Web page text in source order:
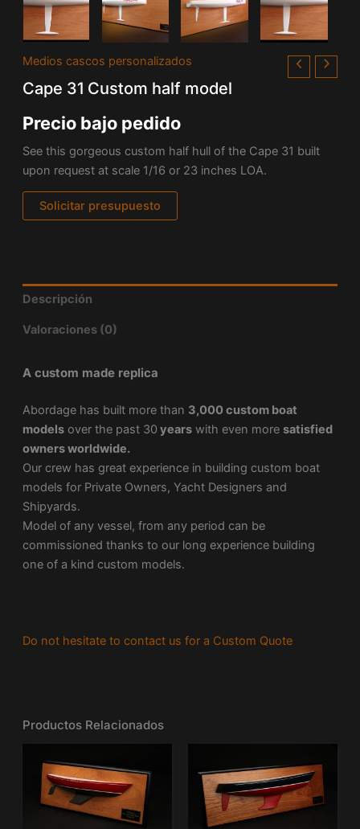
Medios cascos personalizados
Cape 31 Custom half model
Precio bajo pedido
See this gorgeous custom half hull of the Cape 31 built
upon request at scale 1/16 or 23 inches LOA.
Solicitar presupuesto
Descripción
Valoraciones (0)
A custom made replica
Abordage has built more than 3,000 custom boat
modelsover the past 30 yearswith even more satisfied
owners worldwide.
Our crew has great experience in building custom boat
models for Private Owners, Yacht Designers and
Shipyards.
Model of any vessel, from any period can be
commissioned thanks to our long experience building
one of a kind custom models.
Do not hesitate to contact us for a Custom Quote
Productos Relacionados